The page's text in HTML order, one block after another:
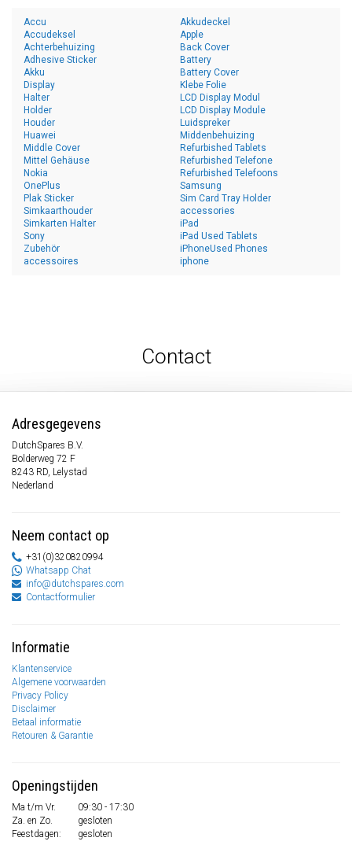
Accu
Accudeksel
Achterbehuizing
Adhesive Sticker
Akku
Akkudeckel
Apple
Back Cover
Battery
Battery Cover
Display
Halter
Holder
Houder
Huawei
Klebe Folie
LCD Display Modul
LCD Display Module
Luidspreker
Middenbehuizing
Middle Cover
Mittel Gehäuse
Nokia
OnePlus
Plak Sticker
Refurbished Tablets
Refurbished Telefone
Refurbished Telefoons
Samsung
Sim Card Tray Holder
Simkaarthouder
Simkarten Halter
Sony
Zubehör
accessoires
accessories
iPad
iPad Used Tablets
iPhoneUsed Phones
iphone
Contact
Adresgegevens
DutchSpares B.V.
Bolderweg 72 F
8243 RD, Lelystad
Nederland
Neem contact op
+31(0)320820994
Whatsapp Chat
info@dutchspares.com
Contactformulier
Informatie
Klantenservice
Algemene voorwaarden
Privacy Policy
Disclaimer
Betaal informatie
Retouren & Garantie
Openingstijden
Ma t/m Vr.
09:30 - 17:30
Za. en Zo.
gesloten
Feestdagen:
gesloten